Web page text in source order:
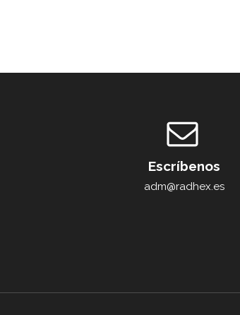
Escríbenos
adm@radhex.es